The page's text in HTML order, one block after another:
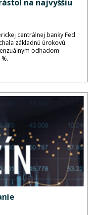
na najvyššiu
centrálnej banky Fed
základnú úrokovú
odhadom